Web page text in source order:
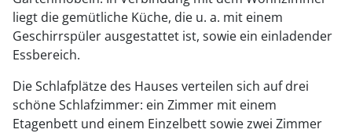
liegt die gemütliche Küche, die u. a. mit einem
Geschirrspüler ausgestattet ist, sowie ein einladender
Essbereich.
Die Schlafplätze des Hauses verteilen sich auf drei
schöne Schlafzimmer: ein Zimmer mit einem
Etagenbett und einem Einzelbett sowie zwei Zimmer